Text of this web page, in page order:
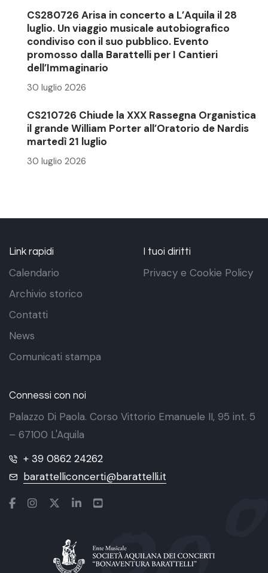
CS280726 Arisa in concerto a L’Aquila il 28
luglio. Un viaggio musicale autobiografico
condiviso con il suo pubblico. Evento
promosso dalla Barattelli per I Cantieri
dell’Immaginario
30 luglio 2026
CS210726 Chiude la XXX Rassegna Organistica
il grande William Porter all’Oratorio de Nardis
martedì 21 luglio
30 luglio 2026
Link rapidi
Calendario
Archivio storico
Contatti
News
Comunicati stampa
I tuoi diritti
Privacy e Cookie Policy
Connessi con noi
Palazzo Di Paola. Corso Vittorio Emanuele II, 95 int. 5
– 67100 L'Aquila
+ 39 0862 24262
barattelliconcerti@barattelli.it